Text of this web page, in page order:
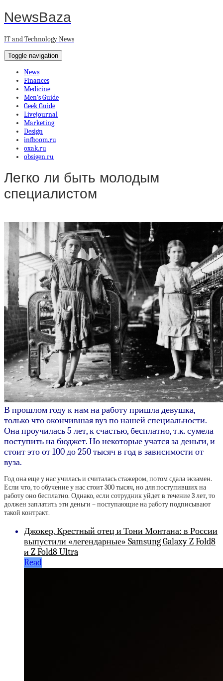
NewsBaza
IT and Technology News
Toggle navigation
News
Finances
Medicine
Men’s Guide
Geek Guide
Livejournal
Marketing
Design
infboom.ru
oxak.ru
obsigen.ru
Легко ли быть молодым
специалистом
В прошлом году к нам на работу пришла девушка,
только что окончившая вуз по нашей специальности.
Она проучилась 5 лет, к счастью, бесплатно, т.к. сумела
поступить на бюджет. Но некоторые учатся за деньги, и
стоит это от 100 до 250 тысяч в год в зависимости от
вуза.
Год она еще у нас училась и считалась стажером, потом сдала экзамен.
Если что, то обучение у нас стоит 300 тысяч, но для поступивших на
работу оно бесплатно. Однако, если сотрудник уйдет в течение 3 лет, то
должен заплатить эти деньги – поступающие на работу подписывают
такой контракт.
Джокер, Крестный отец и Тони Монтана: в России
выпустили «легендарные» Samsung Galaxy Z Fold8
и Z Fold8 Ultra
Read